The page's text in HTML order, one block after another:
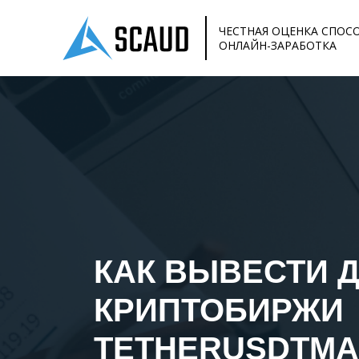
ЧЕСТНАЯ ОЦЕНКА
ОНЛАЙН-ЗАРАБОТКА
КАК ВЫВЕСТИ
КРИПТОБИРЖИ